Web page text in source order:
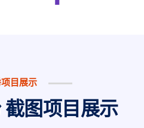
目展示
图项目展示